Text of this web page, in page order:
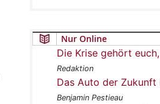
Nur Online
Die Krise gehört
Redaktion
Das Auto der Zukunft
Benjamin Pestieau